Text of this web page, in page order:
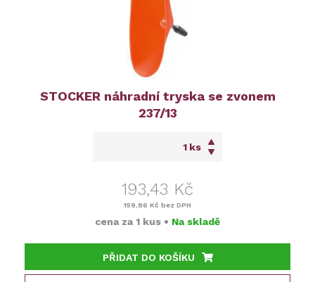
STOCKER náhradní tryska se zvonem
237/13
ks
193,43 Kč
159,86 Kč bez DPH
cena za 1 kus • Na skladě
PŘIDAT DO KOŠÍKU